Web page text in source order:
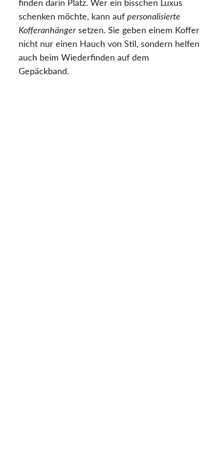
finden darin Platz. Wer ein bisschen Luxus
schenken möchte, kann auf personalisierte
Kofferanhängersetzen. Sie geben einem Koffer
nicht nur einen Hauch von Stil, sondern helfen
auch beim Wiederfinden auf dem
Gepäckband.